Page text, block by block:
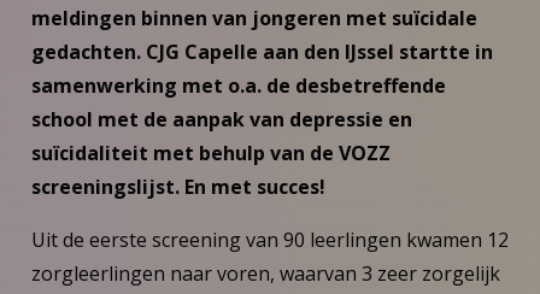
meldingen binnen van jongeren met suïcidale
gedachten. CJG Capelle aan den IJssel startte in
samenwerking met o.a. de desbetreffende
school met de aanpak van depressie en
suïcidaliteit met behulp van de VOZZ
screeningslijst. En met succes!
Uit de eerste screening van 90 leerlingen kwamen 12
zorgleerlingen naar voren, waarvan 3 zeer zorgelijk